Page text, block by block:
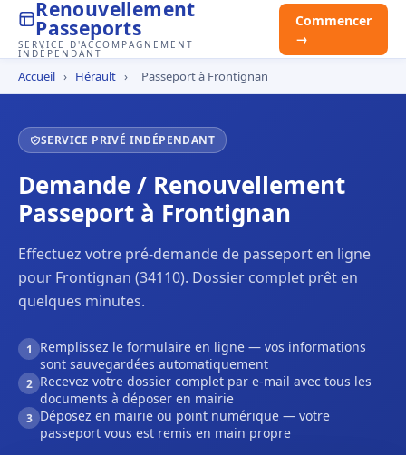
Renouvellement
Passeports
SERVICE D'ACCOMPAGNEMENT
INDÉPENDANT
Commencer
→
Accueil › Hérault › Passeport à Frontignan
SERVICE PRIVÉ INDÉPENDANT
Demande / Renouvellement
Passeport à Frontignan
Effectuez votre pré-demande de passeport en ligne
pour Frontignan (34110). Dossier complet prêt en
quelques minutes.
1
Remplissez le formulaire en ligne — vos informations
sont sauvegardées automatiquement
2 Recevez votre dossier complet par e-mail avec tous les
documents à déposer en mairie
3 Déposez en mairie ou point numérique — votre
passeport vous est remis en main propre